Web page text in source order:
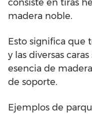
consiste en tiras
madera noble.
Esto significa que
y las diversas
esencia de
de soporte.
Ejemplos de